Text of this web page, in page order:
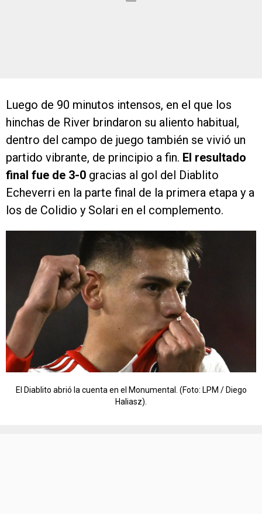
Luego de 90 minutos intensos, en el que los
hinchas de River brindaron su aliento habitual,
dentro del campo de juego también se vivió un
partido vibrante, de principio a fin. El resultado
final fue de 3-0 gracias al gol del Diablito
Echeverri en la parte final de la primera etapa y a
los de Colidio y Solari en el complemento.
El Diablito abrió la cuenta en el Monumental. (Foto: LPM / Diego
Haliasz).